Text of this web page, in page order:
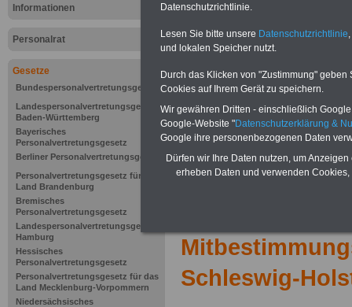
Informationen
Personalrat
Gesetze
Bundespersonalvertretungsgesetz
Landespersonalvertretungsgesetz
Baden-Württemberg
Bayerisches
Personalvertretungsgesetz
Berliner Personalvertretungsgesetz
Personalvertretungsgesetz für das
Land Brandenburg
Bremisches
Personalvertretungsgesetz
Landespersonalvertretungsgesetz
Hamburg
Hessisches
Personalvertretungsgesetz
Personalvertretungsgesetz für das
Land Mecklenburg-Vorpommern
Niedersächsisches
Schleswig-
Datenschutzrichtlinie.
Lesen Sie bitte unsere Datenschutzrichtlinie
und lokalen Speicher nutzt.
Durch das Klicken von "Zustimmung"
Cookies auf Ihrem Gerät zu speichern.
Wir gewähren Dritten - einschließlich
Google-Website "Datenschutzerklärung &
Google ihre personenbezogenen Daten
Dürfen wir Ihre Daten nutzen, um
erheben Daten und verwenden